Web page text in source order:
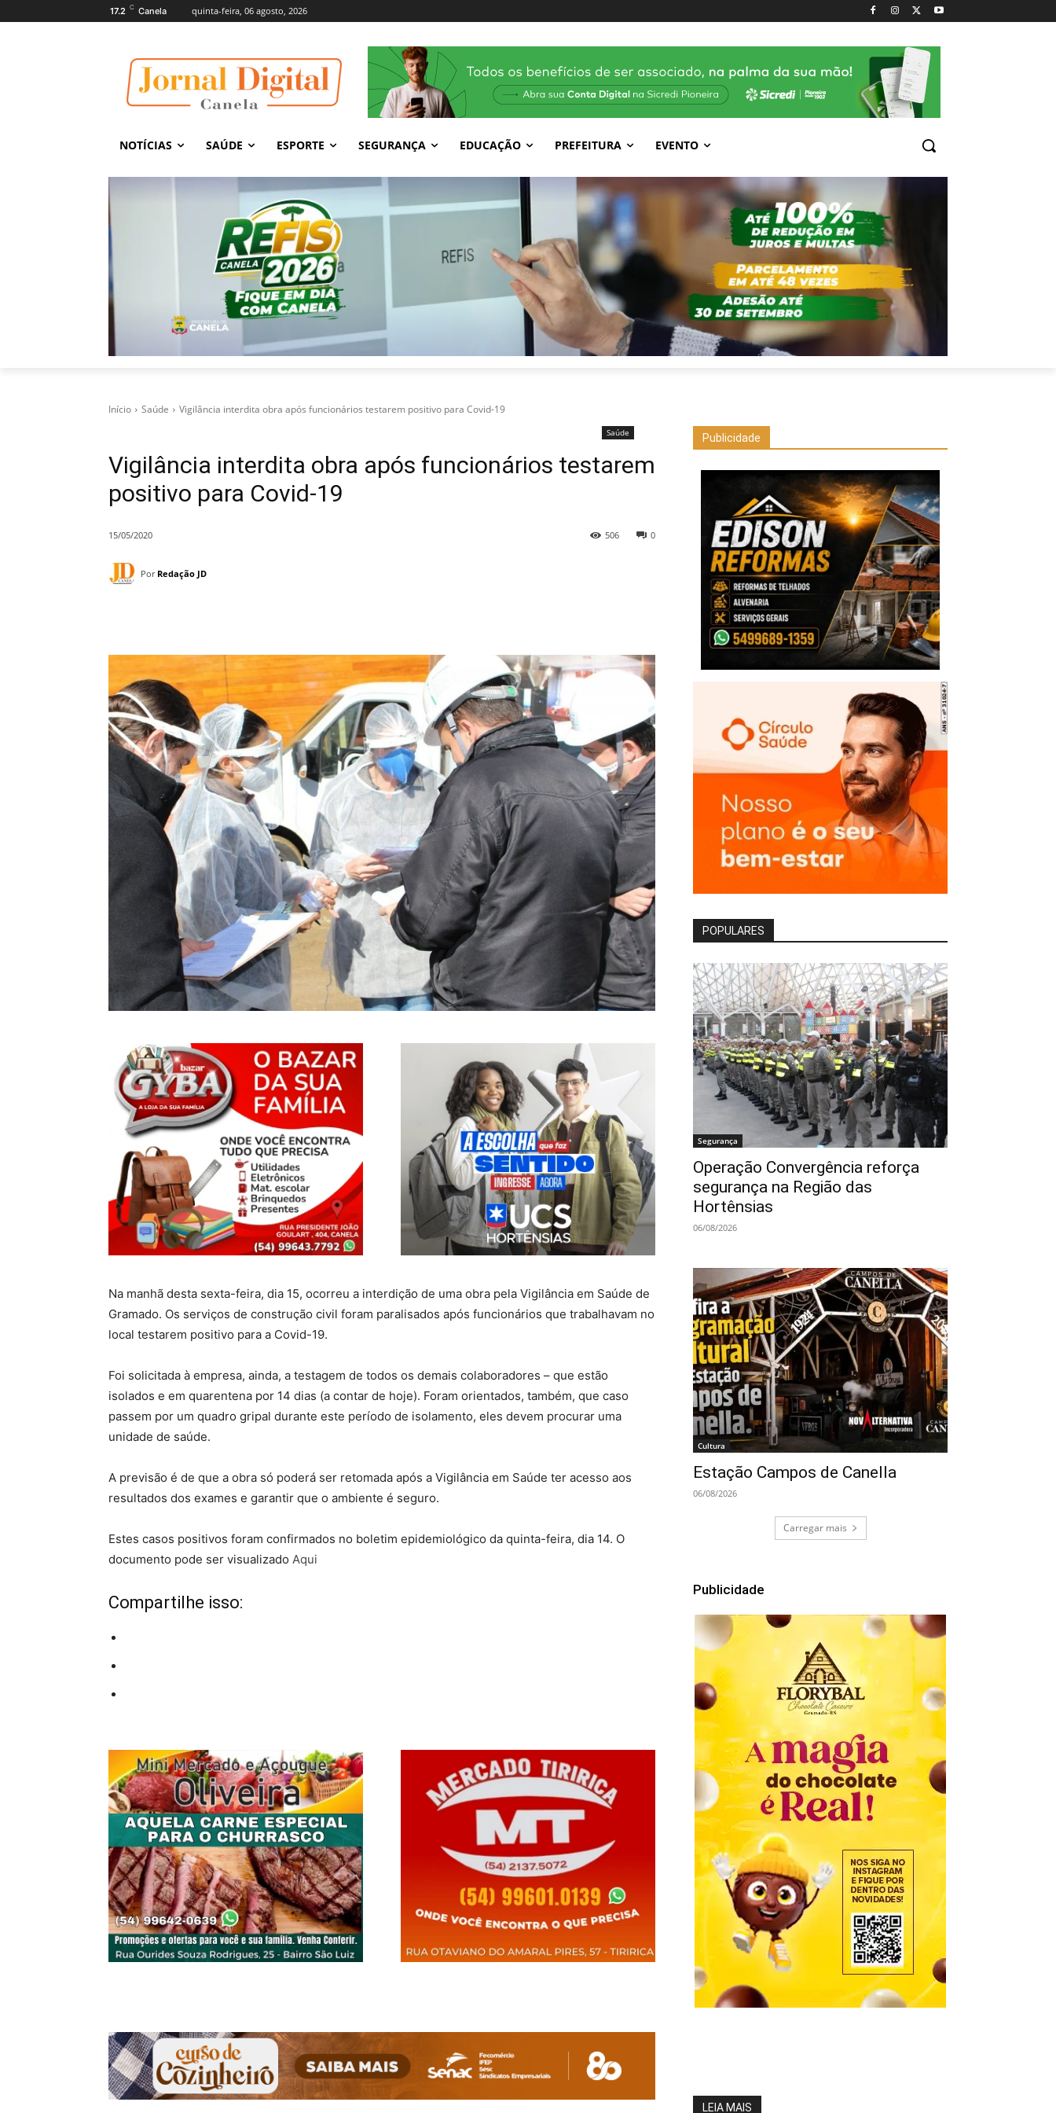
17.2 C Canela quinta-feira, 06 agosto, 2026
NOTÍCIAS SAÚDE ESPORTE SEGURANÇA EDUCAÇÃO PREFEITURA EVENTO
Início Saúde Vigilância interdita obra após funcionários testarem positivo para Covid-19
Saúde
Vigilância interdita obra após funcionários testarem
positivo para Covid-19
15/05/2020 0
506
Por Redação JD
Na manhã desta sexta-feira, dia 15, ocorreu a interdição de uma obra pela Vigilância em Saúde de
Gramado. Os serviços de construção civil foram paralisados após funcionários que trabalhavam no
local testarem positivo para a Covid-19.
Foi solicitada à empresa, ainda, a testagem de todos os demais colaboradores – que estão
isolados e em quarentena por 14 dias (a contar de hoje). Foram orientados, também, que caso
passem por um quadro gripal durante este período de isolamento, eles devem procurar uma
unidade de saúde.
A previsão é de que a obra só poderá ser retomada após a Vigilância em Saúde ter acesso aos
resultados dos exames e garantir que o ambiente é seguro.
Estes casos positivos foram confirmados no boletim epidemiológico da quinta-feira, dia 14. O
documento pode ser visualizado Aqui
Compartilhe isso:
Publicidade
POPULARES
Segurança
Operação Convergência reforça
segurança na Região das
Hortênsias
06/08/2026
Cultura
Estação Campos de Canella
06/08/2026
Carregar mais
Publicidade
LEIA MAIS